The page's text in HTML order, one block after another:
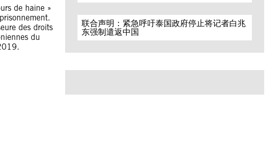
de haine »
des droits
du
联合声明：紧急呼吁泰国政府停止将记者白兆
东强制遣返中国